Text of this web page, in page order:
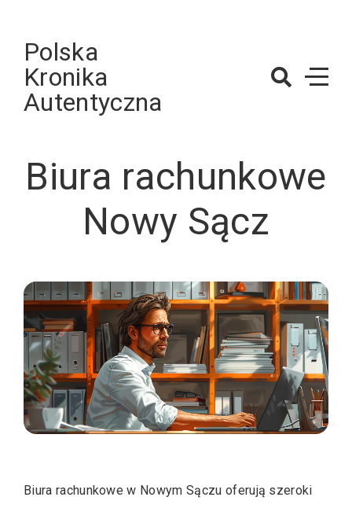
contentPolska
Kronika
Autentyczna
Biura rachunkowe
Nowy Sącz
Biura rachunkowe w Nowym Sączu oferują szeroki